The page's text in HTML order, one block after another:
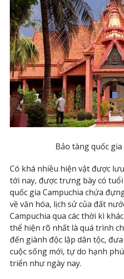
Bảo tàng quốc gia
Có khá nhiều hiện vật được
tới nay, được trưng bày có
quốc gia Campuchia chứa
về văn hóa, lịch sử của đất
Campuchia qua các thời kì
thể hiện rõ nhất là quá trình
đến giành độc lập dân tộc,
cuộc sống mới, tự do hạnh
triển như ngày nay.